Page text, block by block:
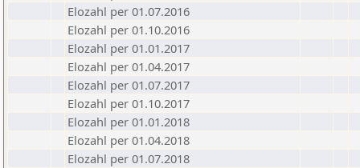
Elozahl per 01.07.2016
Elozahl per 01.10.2016
Elozahl per 01.01.2017
Elozahl per 01.04.2017
Elozahl per 01.07.2017
Elozahl per 01.10.2017
Elozahl per 01.01.2018
Elozahl per 01.04.2018
Elozahl per 01.07.2018